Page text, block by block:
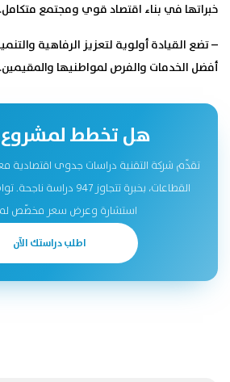
خبراتها في بناء اقتصاد قوي ومجتمع متكامل.
– تضع القيادة أولوية لتعزيز الرفاهية
أفضل الخدمات والفرص لمواطنيها والمقيمين.
هل تخطط لمشروع
تقدّم شركة التقنية دراسات جدوى اقتصادية
القطاعات، بخبرة تتجاوز
استشارة وعرض سعر مخصّص
اطلب دراستك الآن